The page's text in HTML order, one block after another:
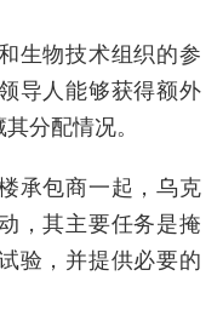
物技术组织的参
导人能够获得额外
分配情况。
包商一起，乌克
，其主要任务是掩
验，并提供必要的